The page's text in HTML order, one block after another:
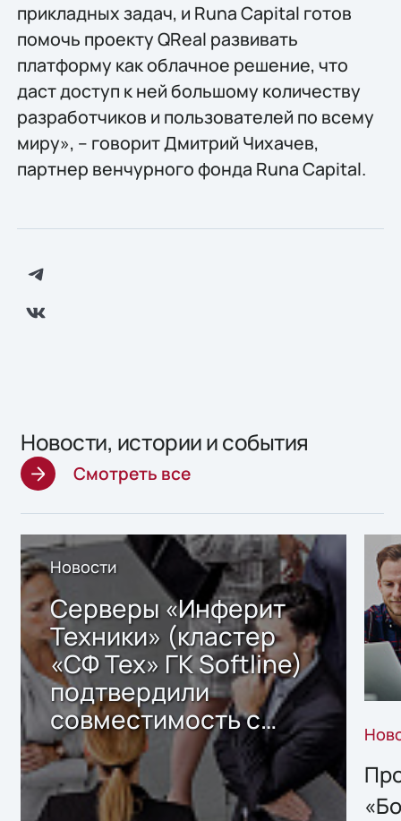
прикладных задач, и Runa Capital готов
помочь проекту QReal развивать
платформу как облачное решение, что
даст доступ к ней большому количеству
разработчиков и пользователей по всему
миру», – говорит Дмитрий Чихачев,
партнер венчурного фонда Runa Capital.
Новости, истории и события
Смотреть все
Новости
Серверы «Инферит
Техники» (кластер
«СФ Тех» ГК Softline)
подтвердили
совместимость с
решением Sharx
Storage 2.x для
хранения данных